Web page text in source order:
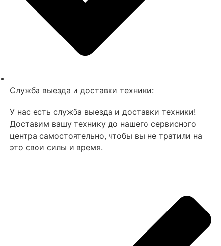
Служба выезда и доставки техники:
У нас есть служба выезда и доставки техники!
Доставим вашу технику до нашего сервисного
центра самостоятельно, чтобы вы не тратили на
это свои силы и время.